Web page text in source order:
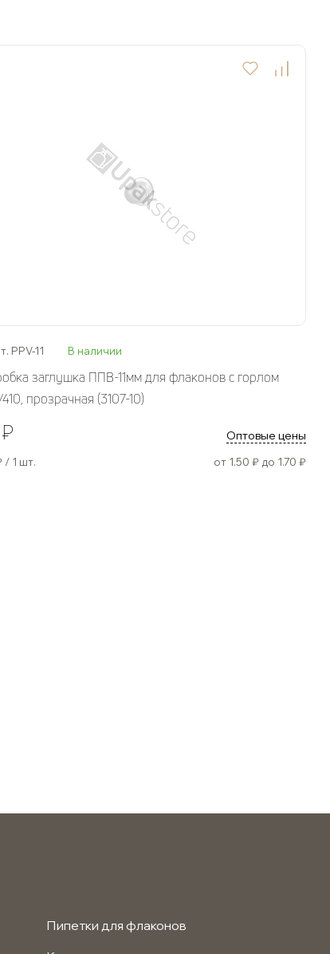
PPV-11 В наличии
заглушка ППВ-11мм для флаконов с горлом
прозрачная (3107-10)
Оптовые цены
/ 1 шт. от 1.50 ₽ до 1.70 ₽
Пипетки для флаконов